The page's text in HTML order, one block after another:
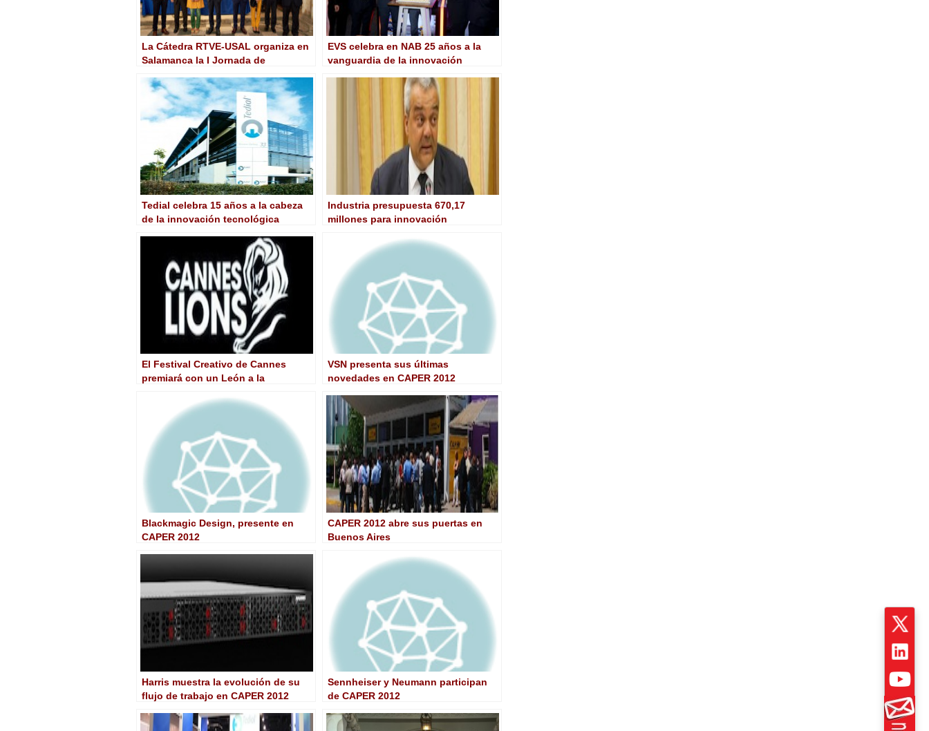
La Cátedra RTVE-USAL organiza en
Salamanca la I Jornada de
Emprendimiento
EVS celebra en NAB 25 años a la
vanguardia de la innovación
Tedial celebra 15 años a la cabeza
de la innovación tecnológica
Industria presupuesta 670,17
millones para innovación
telecomunicaciones en 2016
El Festival Creativo de Cannes
premiará con un León a la
publicidad
VSN presenta sus últimas
novedades en CAPER 2012
Blackmagic Design, presente en
CAPER 2012
CAPER 2012 abre sus puertas en
Buenos Aires
Harris muestra la evolución de su
flujo de trabajo en CAPER 2012
Sennheiser y Neumann participan
de CAPER 2012